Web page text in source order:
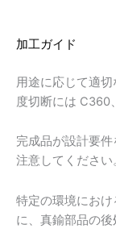
加工ガイド
用途に応じて適
度切断には C360
完成品が設計要
注意してください
特定の環境にお
に、真鍮部品の後